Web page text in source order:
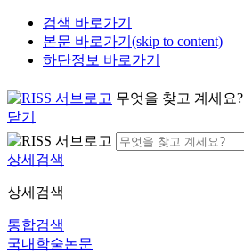
검색 바로가기
본문 바로가기(skip to content)
하단정보 바로가기
무엇을 찾고 계세요?
닫기
상세검색
상세검색
통합검색
국내학술논문